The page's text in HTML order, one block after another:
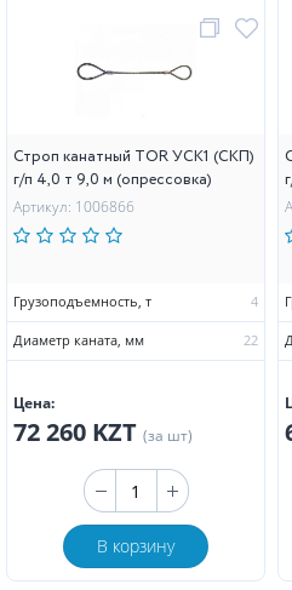
Строп канатный TOR УСК1 (СКП)
г/п 4,0 т 9,0 м (опрессовка)
Артикул: 1006866
Грузоподъемность, т 4
Диаметр каната, мм 22
Цена:
72 260 KZT (за шт)
В корзину